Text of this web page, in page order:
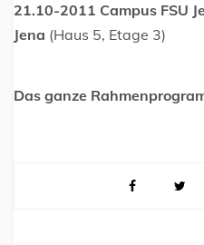
21.10-2011 Campus FSU
Jena (Haus 5, Etage 3)
Das ganze